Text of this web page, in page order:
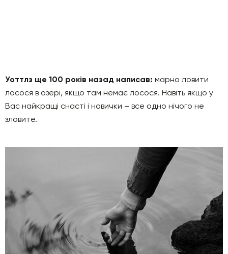
Уоттлз ще 100 років назад написав: марно ловити
лосося в озері, якщо там немає лосося. Навіть якщо у
Вас найкращі снасті і навички – все одно нічого не
зловите.